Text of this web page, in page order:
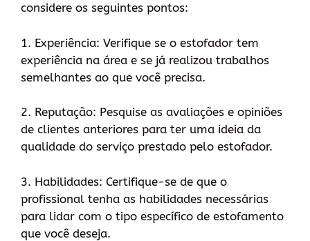
considere os seguintes pontos:
1. Experiência: Verifique se o estofador tem
experiência na área e se já realizou trabalhos
semelhantes ao que você precisa.
2. Reputação: Pesquise as avaliações e opiniões
de clientes anteriores para ter uma ideia da
qualidade do serviço prestado pelo estofador.
3. Habilidades: Certifique-se de que o
profissional tenha as habilidades necessárias
para lidar com o tipo específico de estofamento
que você deseja.